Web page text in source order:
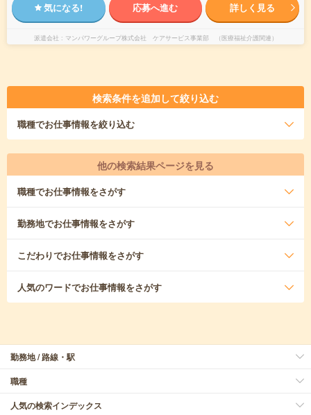
気になる! 応募へ進む 詳しく見る
派遣会社 マンパワーグループ株式会社 ケアサービス事業部 （医療福祉介護関連）
検索条件を追加して絞り込む
職種でお仕事情報を絞り込む
他の検索結果ページを見る
職種でお仕事情報をさがす
勤務地でお仕事情報をさがす
こだわりでお仕事情報をさがす
人気のワードでお仕事情報をさがす
勤務地 / 路線・駅
職種
人気の検索インデックス